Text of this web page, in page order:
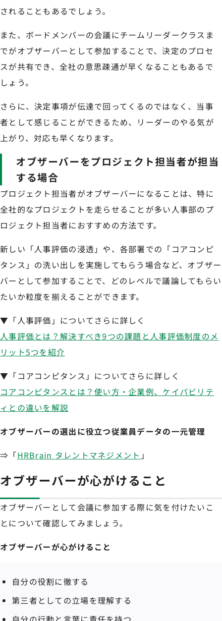
されることもあるでしょう。
また、ボードメンバーの会議にチームリーダークラスま
でがオブザーバーとして参加することで、決定のプロセ
スが共有でき、全社の意思疎通が早くなることもあるで
しょう。
さらに、決定事項が伝達で回ってくるのではなく、当事
者として感じることができるため、リーダーのやる気が
上がり、対応も早くなります。
オブザーバーをプロジェクト担当者が担当
する場合
プロジェクト担当者がオブザーバーになることは、特に
全社的なプロジェクトを走らせることが多い人事部のプ
ロジェクト担当者におすすめの方法です。
新しい「人事評価の浸透」や、各部署での「コアコンピ
タンス」の洗い出しを実施してもらう場合など、オブザー
バーとして参加することで、どのレベルで議論してもらい
たいか粒度を揃えることができます。
▼「人事評価」についてさらに詳しく
人事評価とは？解決すべき9つの課題と人事評価制度のメ
リット5つを紹介
▼「コアコンピタンス」についてさらに詳しく
コアコンピタンスとは？使い方・企業例、ケイパビリテ
ィとの違いを解説
オブザーバーの選出に役立つ従業員データの一元管理
⇒「HRBrain タレントマネジメント 」
オブザーバーが心がけること
オブザーバーとして会議に参加する際に気を付けたいこ
とについて確認してみましょう。
オブザーバーが心がけること
自分の役割に徹する
第三者としての立場を理解する